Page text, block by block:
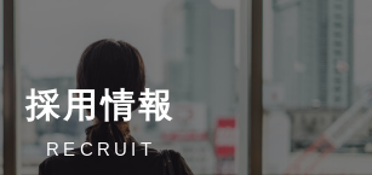
採用情報
RECRUIT